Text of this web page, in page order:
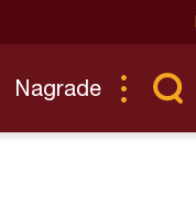
Nagrade